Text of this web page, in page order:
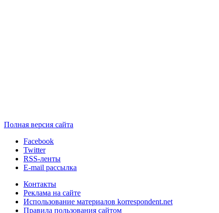
Полная версия сайта
Facebook
Twitter
RSS-ленты
E-mail рассылка
Контакты
Реклама на сайте
Использование материалов korrespondent.net
Правила пользования сайтом